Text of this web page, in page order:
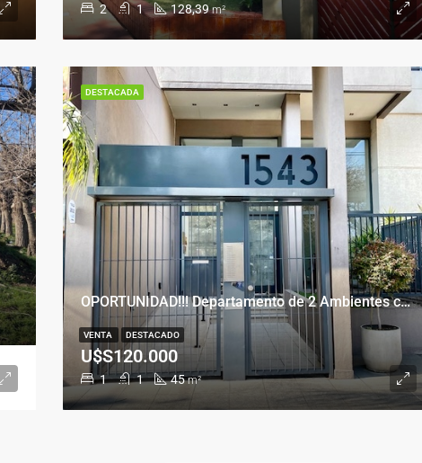
2 1 128,39 m²
OPORTUNIDAD!!! Departamento de 2 Ambientes con Cochera en Banfield Este
1 1 45 m²
U$S120.000
VENTA DESTACADO
DESTACADA